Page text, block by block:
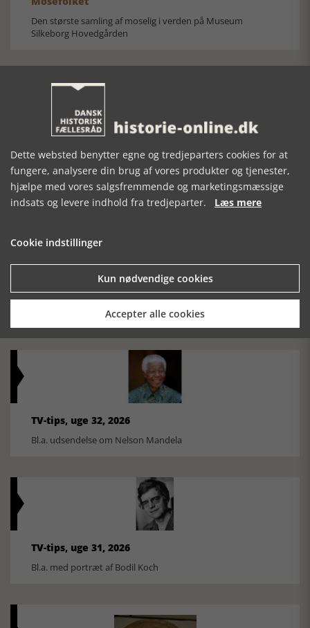
Den største samling af moselig i verden på Museum
Silkeborg Hovedgården
Historisk festival i Faaborg
FOBURGH Faaborg Internationale Historie Festival 2026 30.
oktober - 1. november 2026
Historiens Aktører 79 - John Reed
Ole Mortensøn fortæller om den amerikanske journalist
TV-tips, uge 32, 2026
Bl.a. udsendelse om Nelson Mandela
TV-tips, uge 31, 2026
Bl.a. med portræt af Bodil Koch
Dette websted benytter egne og tredjeparters cookies for at
fungere, analysere din brug af vores produkter og tjenester,
hjælpe med vores salgsfremmende og marketingsmæssige
indsats og levere indhold fra tredjeparter. Læs mere
Cookie indstillinger
Kun nødvendige cookies
Accepter alle cookies